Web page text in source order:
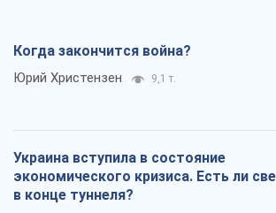
Когда закончится война?
Юрий Христензен 9,1 т.
Украина вступила в состояние
экономического кризиса. Есть ли
в конце туннеля?